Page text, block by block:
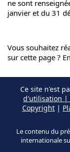
ne sont
janvier et du 31
Vous souhaitez
sur cette page ?
Ce site n'est
d'utilisation |
Copyright |
Le contenu du
internationale